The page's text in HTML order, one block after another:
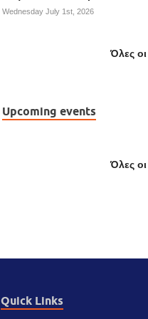
Wednesday July 1st, 2026
Όλες
Upcoming events
Όλες
Quick Links